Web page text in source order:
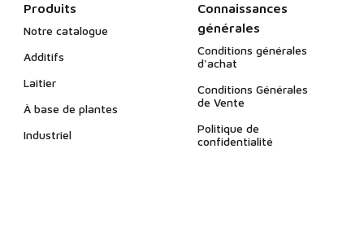
Produits
Notre catalogue
Additifs
Laitier
À base de plantes
Industriel
Connaissances
générales
Conditions générales
d'achat
Conditions Générales
de Vente
Politique de
confidentialité